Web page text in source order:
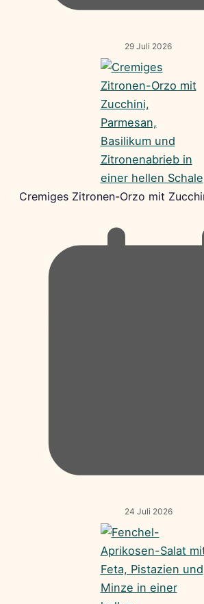
29 Juli 2026
Cremiges Zitronen-Orzo mit
24 Juli 2026